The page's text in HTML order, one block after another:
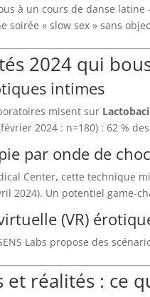
à un cours de danse
soirée « slow sex » sans
2024 qui
intimes
misent sur
2024 : n=180) : 62 %
par onde de
Center, cette technique
2024). Un potentiel game-
(VR)
Labs propose des
et réalités : ce